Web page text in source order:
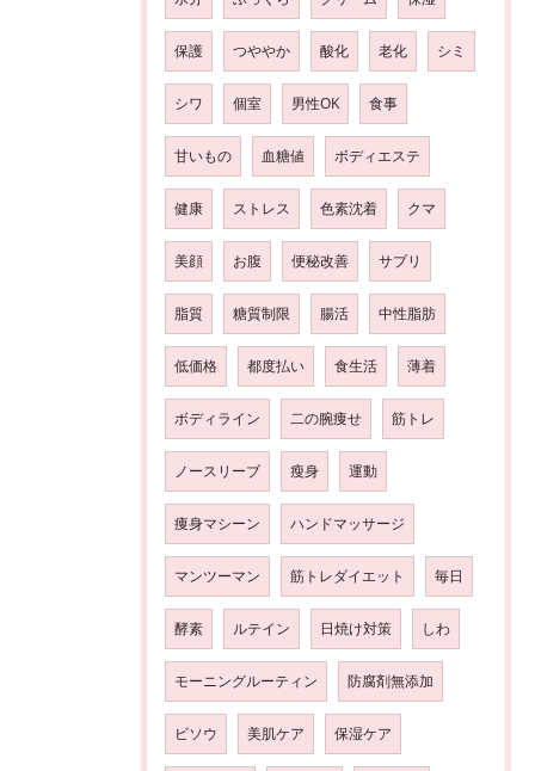
保護 つややか 酸化 老化 シミ
シワ 個室 男性OK 食事
甘いもの 血糖値 ボディエステ
健康 ストレス 色素沈着 クマ
美顔 お腹 便秘改善 サプリ
脂質 糖質制限 腸活 中性脂肪
低価格 都度払い 食生活 薄着
ボディライン 二の腕痩せ 筋トレ
ノースリーブ 瘦身 運動
痩身マシーン ハンドマッサージ
マンツーマン 筋トレダイエット 毎日
酵素 ルテイン 日焼け対策 しわ
モーニングルーティン 防腐剤無添加
ビソウ 美肌ケア 保湿ケア